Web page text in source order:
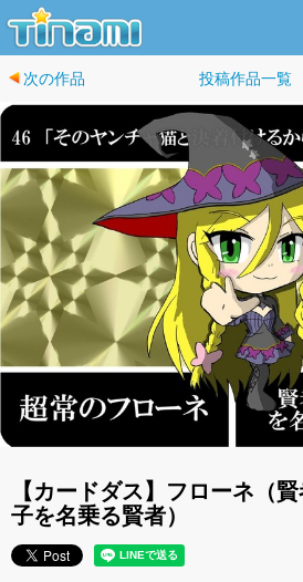
次の作品 投稿作品一覧
【カードダス】フローネ（
子を名乗る賢者）